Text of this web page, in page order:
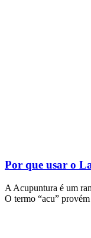
Por que usar o
A Acupuntura é um
O termo “acu”